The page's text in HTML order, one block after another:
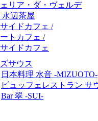
リア・ダ・ヴェルデ
水辺茶屋
イドカフェ /
トカフェ /
イドカフェ
サウス
日本料理 水音 -MIZUOTO-
ビュッフェレストラン サ
Bar 翠 -SUI-